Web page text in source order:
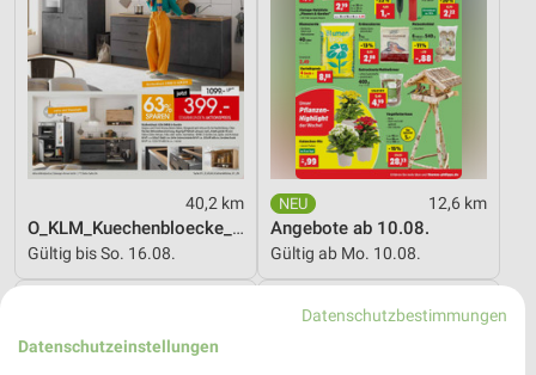
40,2 km
O_KLM_Kuechenbloecke_01_26_ES
Gültig bis So. 16.08.
12,6 km
Angebote ab 10.08.
Gültig ab Mo. 10.08.
Zurbrüggen
Datenschutzbestimmungen
Datenschutzeinstellungen